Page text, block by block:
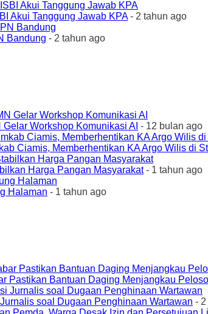
Akui Tanggung Jawab KPA- 2 tahun ago
Bandung - 2 tahun ago
Workshop Komunikasi AI - 12 bulan ago
Ciamis, Memberhentikan KA Argo Wilis di
Harga Pangan Masyarakat- 1 tahun ago
Halaman - 1 tahun ago
Pastikan Bantuan Daging Menjangkau
soal Dugaan Penghinaan Wartawan -